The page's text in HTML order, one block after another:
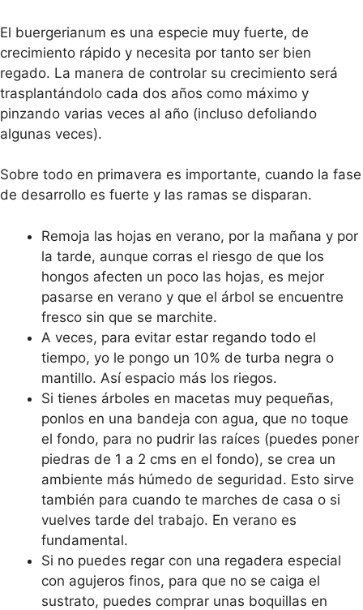
El buergerianum es una especie muy fuerte, de
crecimiento rápido y necesita por tanto ser bien
regado. La manera de controlar su crecimiento será
trasplantándolo cada dos años como máximo y
pinzando varias veces al año (incluso defoliando
algunas veces).
Sobre todo en primavera es importante, cuando la fase
de desarrollo es fuerte y las ramas se disparan.
Remoja las hojas en verano, por la mañana y por
la tarde, aunque corras el riesgo de que los
hongos afecten un poco las hojas, es mejor
pasarse en verano y que el árbol se encuentre
fresco sin que se marchite.
A veces, para evitar estar regando todo el
tiempo, yo le pongo un 10% de turba negra o
mantillo. Así espacio más los riegos.
Si tienes árboles en macetas muy pequeñas,
ponlos en una bandeja con agua, que no toque
el fondo, para no pudrir las raíces (puedes poner
piedras de 1 a 2 cms en el fondo), se crea un
ambiente más húmedo de seguridad. Esto sirve
también para cuando te marches de casa o si
vuelves tarde del trabajo. En verano es
fundamental.
Si no puedes regar con una regadera especial
con agujeros finos, para que no se caiga el
sustrato, puedes comprar unas boquillas en